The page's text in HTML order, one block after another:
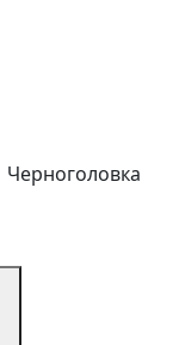
Черноголовка